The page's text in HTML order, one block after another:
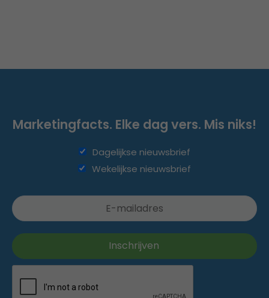
Marketingfacts. Elke dag vers. Mis niks!
Dagelijkse nieuwsbrief
Wekelijkse nieuwsbrief